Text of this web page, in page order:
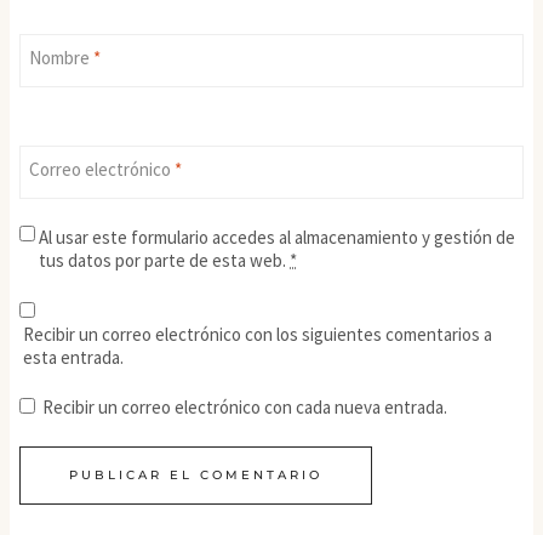
Nombre *
Correo electrónico *
Al usar este formulario accedes al almacenamiento y gestión de
tus datos por parte de esta web. *
Recibir un correo electrónico con los siguientes comentarios a
esta entrada.
Recibir un correo electrónico con cada nueva entrada.